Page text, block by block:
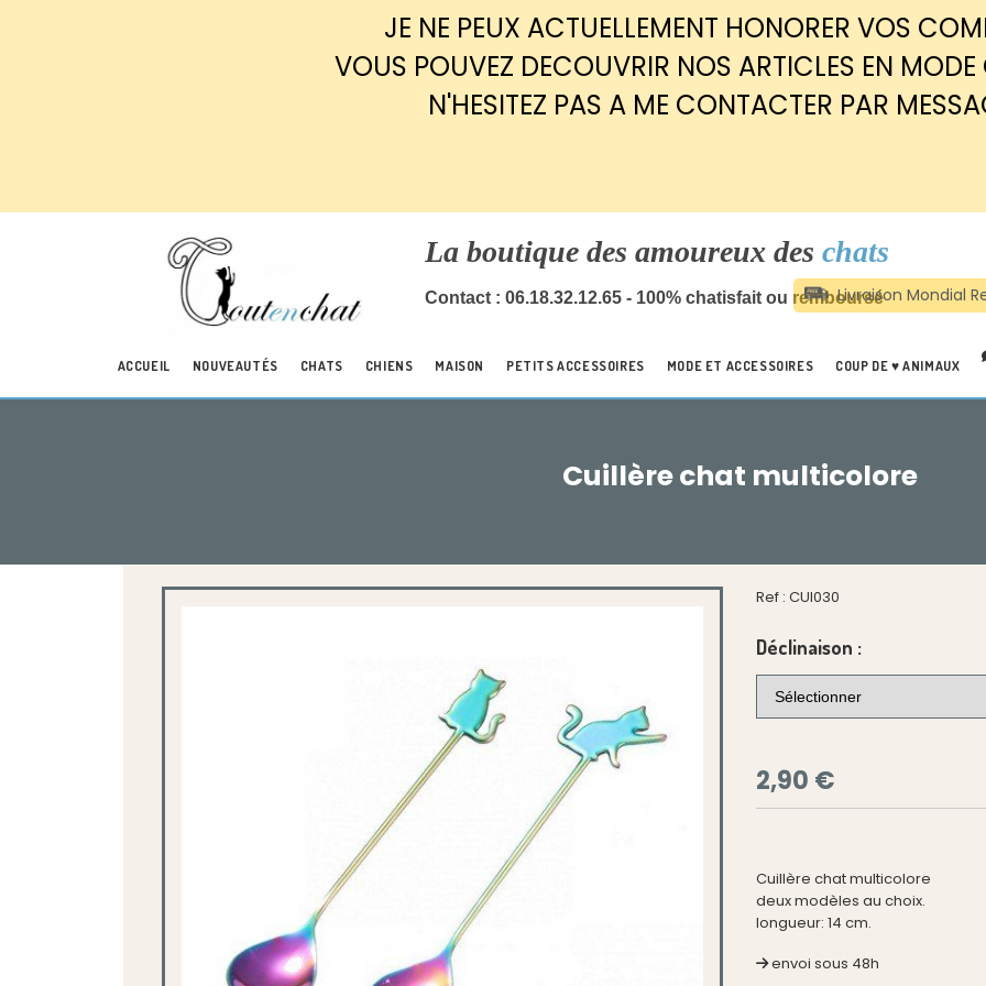
JE NE PEUX ACTUELLEMENT HONORER VOS
VOUS POUVEZ DECOUVRIR NOS ARTICLES EN
N'HESITEZ PAS A ME CONTACTER PAR
La boutique des amoureux des chats
Contact : 06.18.32.12.65 - 100% chatisfait ou remboursé
ACCUEIL NOUVEAUTÉS CHATS CHIENS MAISON PETITS ACCESSOIRES MODE ET ACCESSOIRES COUP DE ♥ ANIMAUX
Cuillère chat multicolore
Ref : CUI030
Déclinaison :
2,90 €
Cuillère chat multicolore
deux modèles au choix.
longueur: 14 cm.
envoi sous 48h